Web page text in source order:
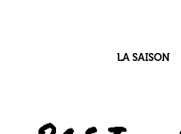
LA SAISON